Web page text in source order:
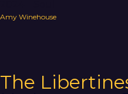
Amy Winehouse
The